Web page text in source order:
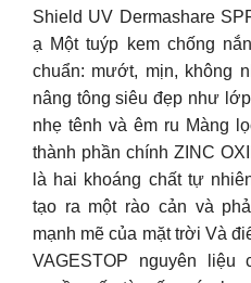
Shield UV Dermashare
ạ Một tuýp kem chống
chuẩn: mướt, mịn, không
nâng tông siêu đẹp như
nhẹ tênh và êm ru Màng
thành phần chính ZINC
là hai khoáng chất tự
tạo ra một rào cản và
mạnh mẽ của mặt trời Và
VAGESTOP nguyên